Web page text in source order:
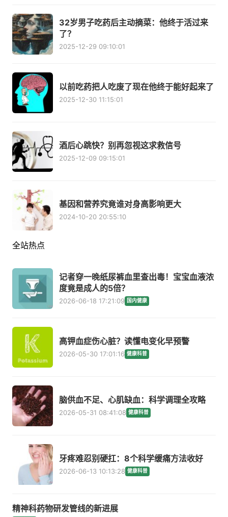
32岁男子吃药后主动摘菜：他终于活过来
了？
2025-12-29 09:10:01
以前吃药把人吃废了现在他终于能好起来了
2025-12-30 11:15:01
酒后心跳快？别再忽视这求救信号
2025-12-09 09:15:01
基因和营养究竟谁对身高影响更大
2024-10-20 20:55:10
全站热点
记者穿一晚纸尿裤血里查出毒！宝宝血液浓
度竟是成人的5倍？
2026-06-18 17:21:09 国内健康
高钾血症伤心脏？读懂电变化早预警
2026-05-30 17:01:16 健康科普
脑供血不足、心肌缺血：科学调理全攻略
2026-05-31 08:41:08 健康科普
牙疼难忍别硬扛：8个科学缓痛方法收好
2026-06-13 10:13:28 健康科普
精神科药物研发管线的新进展